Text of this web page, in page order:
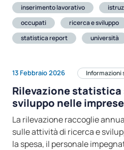
inserimento lavorativo
occupati
ricerca e sviluppo
statistica report
università
13 Febbraio 2026 Informazioni
Rilevazione statistica
sviluppo nelle imprese
La rilevazione raccoglie
sulle attività di ricerca e
la spesa, il personale